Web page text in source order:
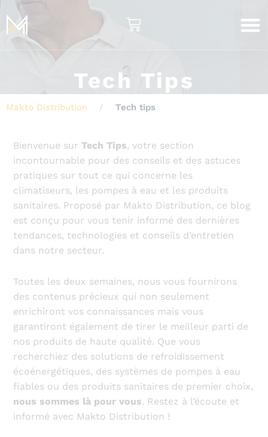
Tech Tips
Makto Distribution Tech tips
Bienvenue surTech Tips, votre section
incontournable pour des conseils et des astuces
pratiques sur tout ce qui concerne les
climatiseurs, les pompes à eau et les produits
sanitaires. Proposé par Makto Distribution, ce blog
est conçu pour vous tenir informé des dernières
tendances, technologies et conseils d’entretien
dans notre secteur.
Toutes les deux semaines, nous vous fournirons
des contenus précieux qui non seulement
enrichiront vos connaissances mais vous
garantiront également de tirer le meilleur parti de
nos produits de haute qualité. Que vous
recherchiez des solutions de refroidissement
écoénergétiques, des systèmes de pompes à eau
fiables ou des produits sanitaires de premier choix,
nous sommes là pour vous. Restez à l’écoute et
informé avec Makto Distribution !